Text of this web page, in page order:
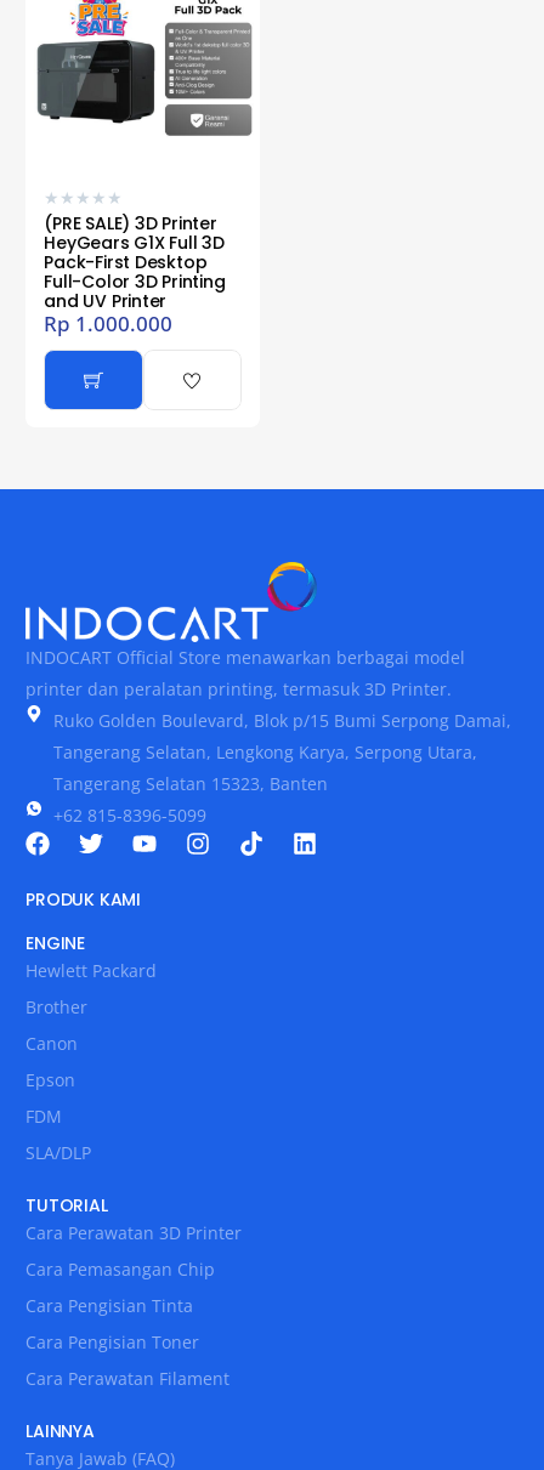
★ ★ ★ ★ ★
(PRE SALE) 3D Printer
HeyGears G1X Full 3D
Pack-First Desktop
Full-Color 3D Printing
and UV Printer
Rp 1.000.000
INDOCART Official Store menawarkan berbagai model
printer dan peralatan printing, termasuk 3D Printer.
Ruko Golden Boulevard, Blok p/15 Bumi Serpong Damai,
Tangerang Selatan, Lengkong Karya, Serpong Utara,
Tangerang Selatan 15323, Banten
+62 815-8396-5099
PRODUK KAMI
ENGINE
Hewlett Packard
Brother
Canon
Epson
FDM
SLA/DLP
TUTORIAL
Cara Perawatan 3D Printer
Cara Pemasangan Chip
Cara Pengisian Tinta
Cara Pengisian Toner
Cara Perawatan Filament
LAINNYA
Tanya Jawab (FAQ)